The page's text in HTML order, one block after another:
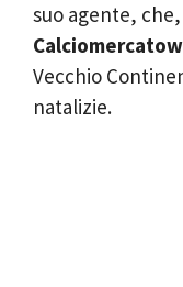
suo agente,
Vecchio
natalizie.